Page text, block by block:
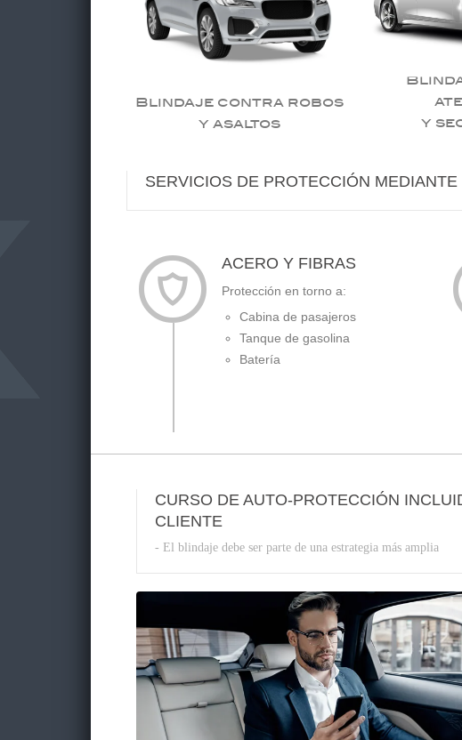
Blindaje contra robos
y asaltos
y
SERVICIOS DE PROTECCIÓN
ACERO Y FIBRAS
Protección en torno a:
Cabina de pasajeros
Tanque de gasolina
Batería
CURSO DE AUTO-PROTECCIÓN
CLIENTE
- El blindaje debe ser parte de una estrategia más amplia